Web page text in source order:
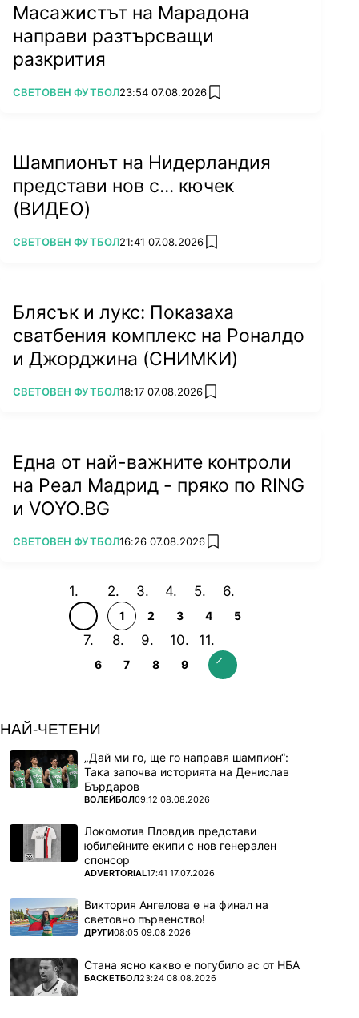
Масажистът на Марадона
направи разтърсващи
разкрития
ПОВЕЧЕ ОТ
СВЕТОВЕН ФУТБОЛ23:54 07.08.2026 add favorites
Шампионът на Нидерландия
представи нов с... кючек
(ВИДЕО)
ПОВЕЧЕ ОТ
СВЕТОВЕН ФУТБОЛ21:41 07.08.2026 add favorites
Блясък и лукс: Показаха
сватбения комплекс на Роналдо
и Джорджина (СНИМКИ)
ПОВЕЧЕ ОТ
СВЕТОВЕН ФУТБОЛ18:17 07.08.2026 add favorites
Една от най-важните контроли
на Реал Мадрид - пряко по RING
и VOYO.BG
ПОВЕЧЕ ОТ
СВЕТОВЕН ФУТБОЛ16:26 07.08.2026 add favorites
1 2 3 4 5
6 7 8 9
НАЙ-ЧЕТЕНИ
„Дай ми го, ще го направя шампион“:
Така започва историята на Денислав
Бърдаров
ПОВЕЧЕ ОТ
ВОЛЕЙБОЛ09:12 08.08.2026
Локомотив Пловдив представи
юбилейните екипи с нов генерален
спонсор
ПОВЕЧЕ ОТ
ADVERTORIAL17:41 17.07.2026
Виктория Ангелова е на финал на
световно първенство!
ПОВЕЧЕ ОТ
ДРУГИ08:05 09.08.2026
Стана ясно какво е погубило ас от НБА
ПОВЕЧЕ ОТ
БАСКЕТБОЛ23:24 08.08.2026